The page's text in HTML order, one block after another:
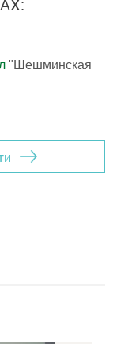
"Шешминская